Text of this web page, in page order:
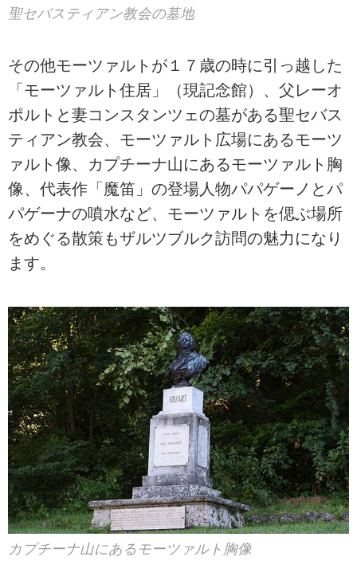
聖セバスティアン教会の墓地
その他モーツァルトが１７歳の時に引っ越した
「モーツァルト住居」（現記念館）、父レーオ
ポルトと妻コンスタンツェの墓がある聖セバス
ティアン教会、モーツァルト広場にあるモーツ
ァルト像、カプチーナ山にあるモーツァルト胸
像、代表作「魔笛」の登場人物パパゲーノとパ
パゲーナの噴水など、モーツァルトを偲ぶ場所
をめぐる散策もザルツブルク訪問の魅力になり
ます。
カプチーナ山にあるモーツァルト胸像